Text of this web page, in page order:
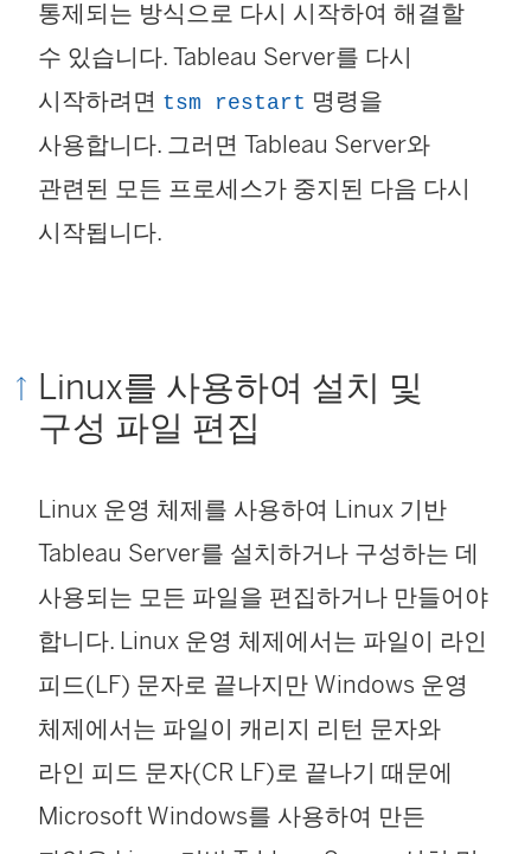
통제되는 방식으로 다시 시작하여 해결할
수 있습니다. Tableau Server를 다시
시작하려면 tsm restart 명령을
사용합니다. 그러면 Tableau Server와
관련된 모든 프로세스가 중지된 다음 다시
시작됩니다.
Linux를 사용하여 설치 및
구성 파일 편집
Linux 운영 체제를 사용하여 Linux 기반
Tableau Server를 설치하거나 구성하는 데
사용되는 모든 파일을 편집하거나 만들어야
합니다. Linux 운영 체제에서는 파일이 라인
피드(LF) 문자로 끝나지만 Windows 운영
체제에서는 파일이 캐리지 리턴 문자와
라인 피드 문자(CR LF)로 끝나기 때문에
Microsoft Windows를 사용하여 만든